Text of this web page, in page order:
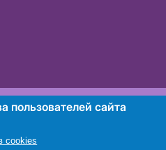
УНП 101007741
пользователей сайта
cookies